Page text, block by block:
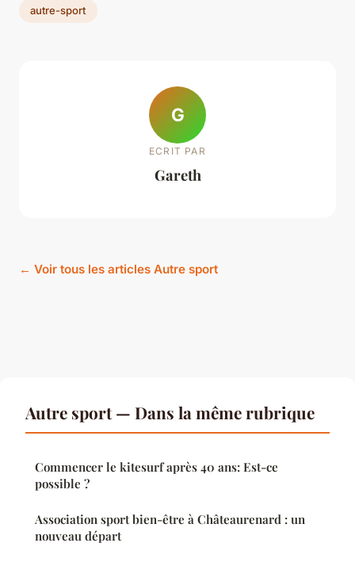
autre-sport
G
ECRIT PAR
Gareth
← Voir tous les articles Autre sport
Autre sport — Dans la même rubrique
Commencer le kitesurf après 40 ans: Est-ce
possible ?
Association sport bien-être à Châteaurenard : un
nouveau départ